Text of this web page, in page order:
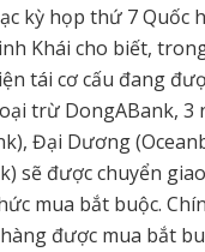
kỳ họp thứ 7 Quốc
Khái cho biết,
tái cơ cấu đang
trừ DongABank, 3
Đại Dương
sẽ được chuyển
mua bắt buộc.
được mua bắt